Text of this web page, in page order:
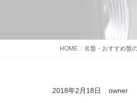
HOME 名盤・おすすめ盤
2018年2月18日 owner